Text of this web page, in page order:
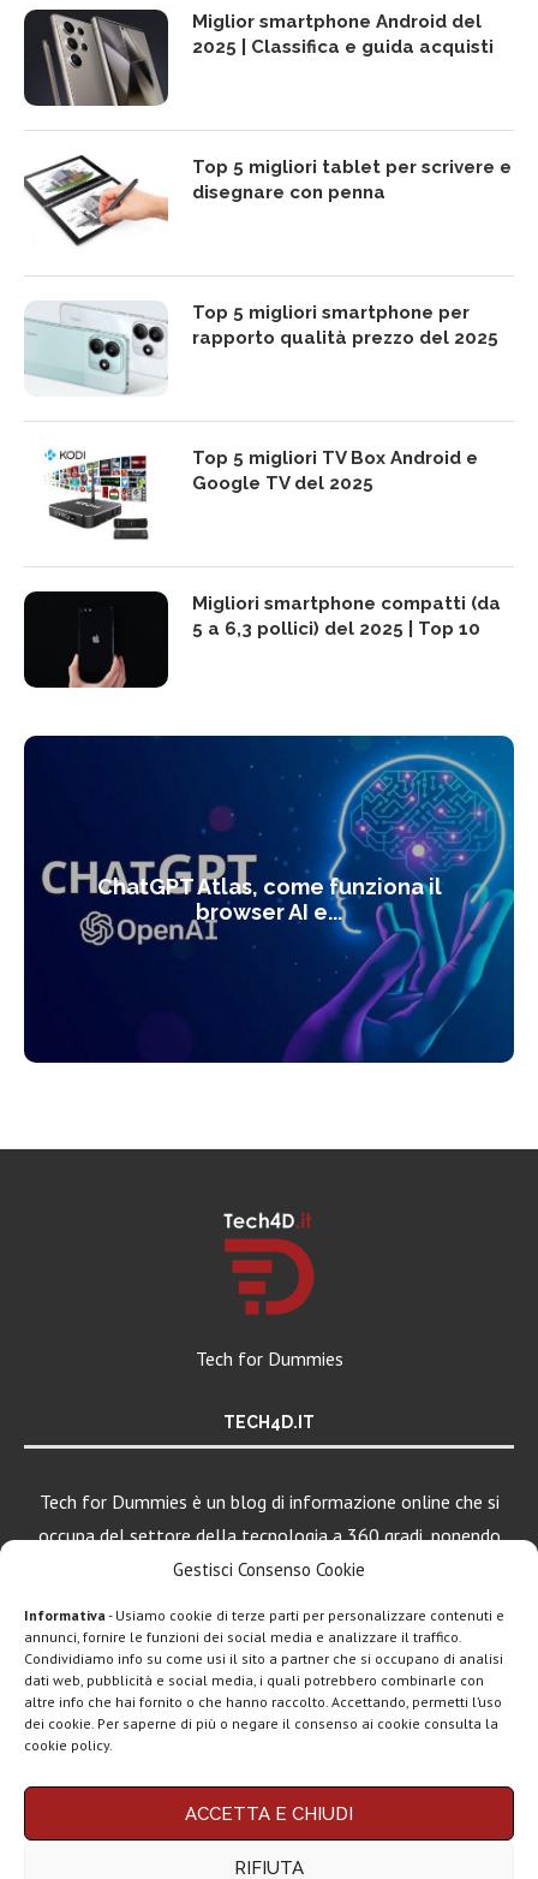
Gestisci Consenso Cookie
Informativa - Usiamo cookie di terze parti per personalizzare contenuti e
annunci, fornire le funzioni dei social media e analizzare il traffico.
Condividiamo info su come usi il sito a partner che si occupano di analisi
dati web, pubblicità e social media, i quali potrebbero combinarle con
altre info che hai fornito o che hanno raccolto. Accettando, permetti l’uso
dei cookie. Per saperne di più o negare il consenso ai cookie consulta la
cookie policy.
ACCETTA E CHIUDI
RIFIUTA
Miglior smartphone Android del
2025 | Classifica e guida acquisti
Top 5 migliori tablet per scrivere e
disegnare con penna
Top 5 migliori smartphone per
rapporto qualità prezzo del 2025
Top 5 migliori TV Box Android e
Google TV del 2025
Migliori smartphone compatti (da
5 a 6,3 pollici) del 2025 | Top 10
ChatGPT Atlas, come funziona il
browser AI e...
Tech for Dummies
TECH4D.IT
Tech for Dummies è un blog di informazione online che si
occupa del settore della tecnologia a 360 gradi, ponendo
una particolare attenzione al mondo Android, Apple e
Chi siamo Contatti Disclaimer Privacy policy
Questo blog non rappresenta una testata giornalistica in quanto viene aggiornato
LEGGI ANCHE
Motorola rinnova
per intenditori...